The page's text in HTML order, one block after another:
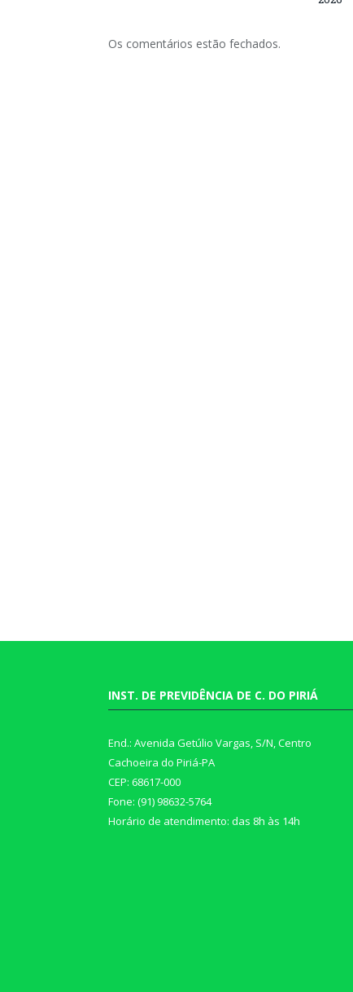
Os comentários estão fechados.
INST. DE PREVIDÊNCIA DE C. DO PIRIÁ
End.: Avenida Getúlio Vargas, S/N, Centro
Cachoeira do Piriá-PA
CEP: 68617-000
Fone: (91) 98632-5764
Horário de atendimento: das 8h às 14h